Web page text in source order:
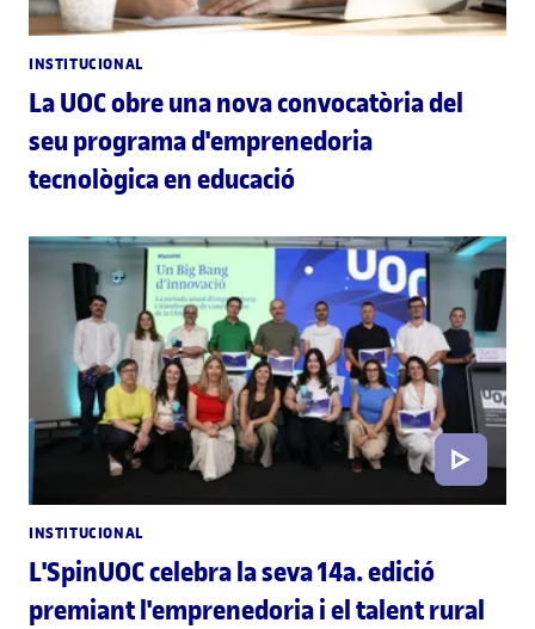
INSTITUCIONAL
La UOC obre una nova convocatòria del
seu programa d'emprenedoria
tecnològica en educació
INSTITUCIONAL
L'SpinUOC celebra la seva 14a. edició
premiant l'emprenedoria i el talent rural